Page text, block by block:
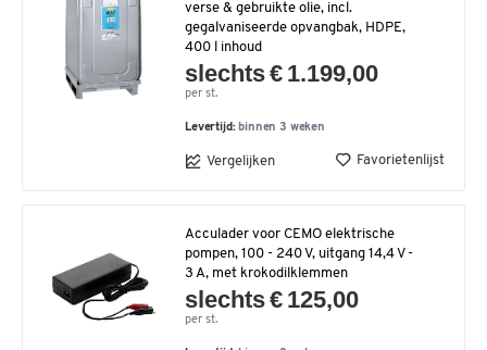
verse & gebruikte olie, incl.
gegalvaniseerde opvangbak, HDPE,
400 l inhoud
slechts € 1.199,00
per st.
Levertijd: binnen 3 weken
Vergelijken Favorietenlijst
Acculader voor CEMO elektrische
pompen, 100 - 240 V, uitgang 14,4 V -
3 A, met krokodilklemmen
slechts € 125,00
per st.